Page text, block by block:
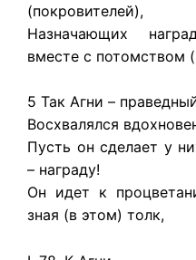
(покровителей),
Назначающих
вместе с потомством
5 Так Агни –
Восхвалялся
Пусть он сделает у
– награду!
Он идет к
зная (в этом) толк,